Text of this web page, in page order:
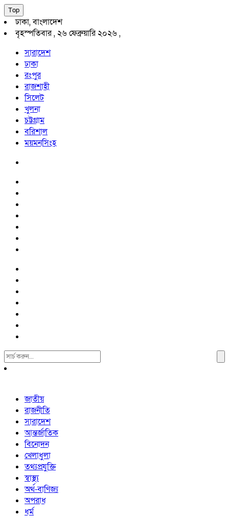
Top
ঢাকা, বাংলাদেশ
বৃহস্পতিবার , ২৬ ফেব্রুয়ারি ২০২৬ ,
সারাদেশ
ঢাকা
রংপুর
রাজশাহী
সিলেট
খুলনা
চট্টগ্রাম
বরিশাল
ময়মনসিংহ
Search
For:
জাতীয়
রাজনীতি
সারাদেশ
আন্তর্জাতিক
বিনোদন
খেলাধুলা
তথ্যপ্রযুক্তি
স্বাস্থ্য
অর্থ-বাণিজ্য
অপরাধ
ধর্ম